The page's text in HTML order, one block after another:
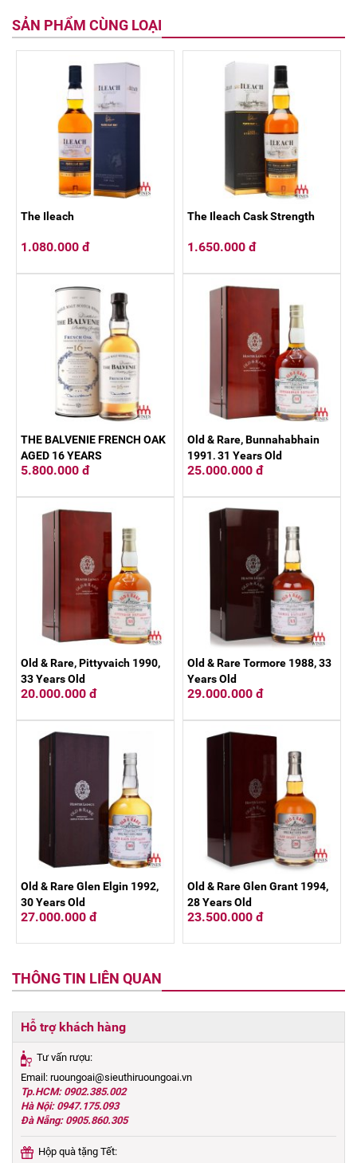
SẢN PHẨM CÙNG LOẠI
The Ileach
1.080.000 đ
The Ileach Cask Strength
1.650.000 đ
THE BALVENIE FRENCH OAK
AGED 16 YEARS
5.800.000 đ
Old & Rare, Bunnahabhain
1991, 31 Years Old
25.000.000 đ
Old & Rare, Pittyvaich 1990,
33 Years Old
20.000.000 đ
Old & Rare Tormore 1988, 33
Years Old
29.000.000 đ
Old & Rare Glen Elgin 1992,
30 Years Old
27.000.000 đ
Old & Rare Glen Grant 1994,
28 Years Old
23.500.000 đ
THÔNG TIN LIÊN QUAN
Hỗ trợ khách hàng
Tư vấn rượu:
Email: ruoungoai@sieuthiruoungoai.vn
Tp.HCM: 0902.385.002
Hà Nội: 0947.175.093
Đà Nẵng: 0905.860.305
Hộp quà tặng Tết: